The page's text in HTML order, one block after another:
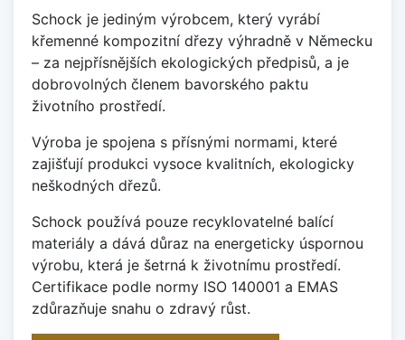
Schock je jediným výrobcem, který vyrábí
křemenné kompozitní dřezy výhradně v Německu
– za nejpřísnějších ekologických předpisů, a je
dobrovolných členem bavorského paktu
životního prostředí.
Výroba je spojena s přísnými normami, které
zajišťují produkci vysoce kvalitních, ekologicky
neškodných dřezů.
Schock používá pouze recyklovatelné balící
materiály a dává důraz na energeticky úspornou
výrobu, která je šetrná k životnímu prostředí.
Certifikace podle normy ISO 140001 a EMAS
zdůrazňuje snahu o zdravý růst.